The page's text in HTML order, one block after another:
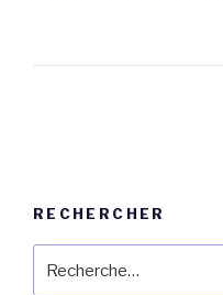
RECHERCHER
pour